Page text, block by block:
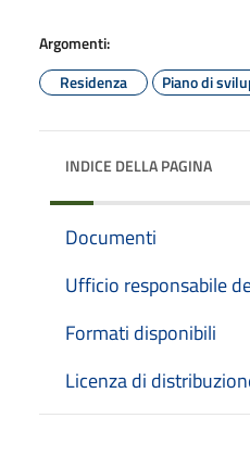
Argomenti:
Residenza
Piano di
INDICE DELLA PAGINA
Documenti
Ufficio responsabile
Formati disponibili
Licenza di